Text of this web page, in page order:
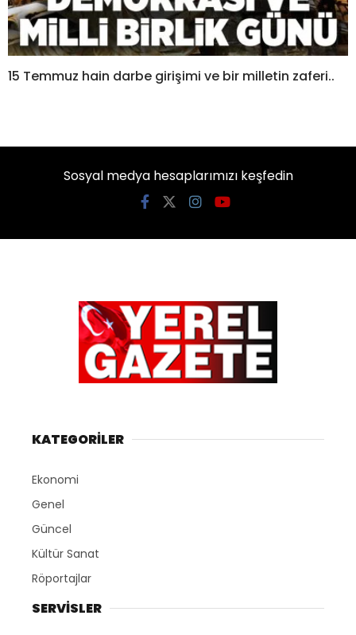
15 Temmuz hain darbe girişimi ve bir milletin zaferi..
Sosyal medya hesaplarımızı keşfedin
KATEGORİLER
Ekonomi
Genel
Güncel
Kültür Sanat
Röportajlar
SERVİSLER